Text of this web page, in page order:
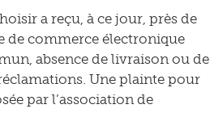
a reçu, à ce jour, près de
de commerce électronique
absence de livraison ou de
Une plainte pour
par l’association de